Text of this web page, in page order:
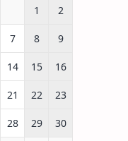
1 2
7 8 9
14 15 16
21 22 23
28 29 30